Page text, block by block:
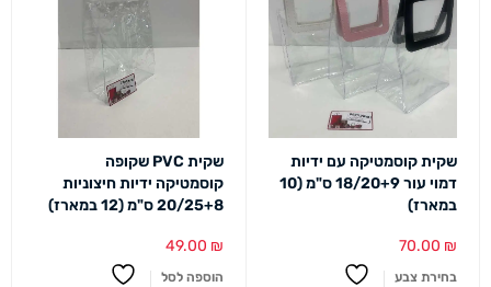
שקית קוסמטיקה עם ידיות
דמוי עור 18/20+9 ס"מ (10
במארז)
70.00 ₪
בחירת צבע
שקית PVC שקופה
קוסמטיקה ידיות חיצוניות
20/25+8 ס"מ (12 במארז)
49.00 ₪
הוספה לסל